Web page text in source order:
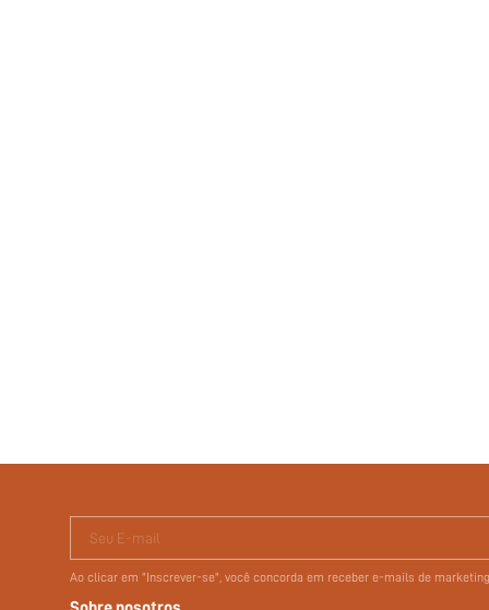
Seu E-mail
Ao clicar em "Inscrever-se", você concorda em receber e-mails de